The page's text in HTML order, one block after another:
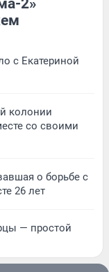
с Екатериной
колонии
со своими
о борьбе с
26 лет
— простой